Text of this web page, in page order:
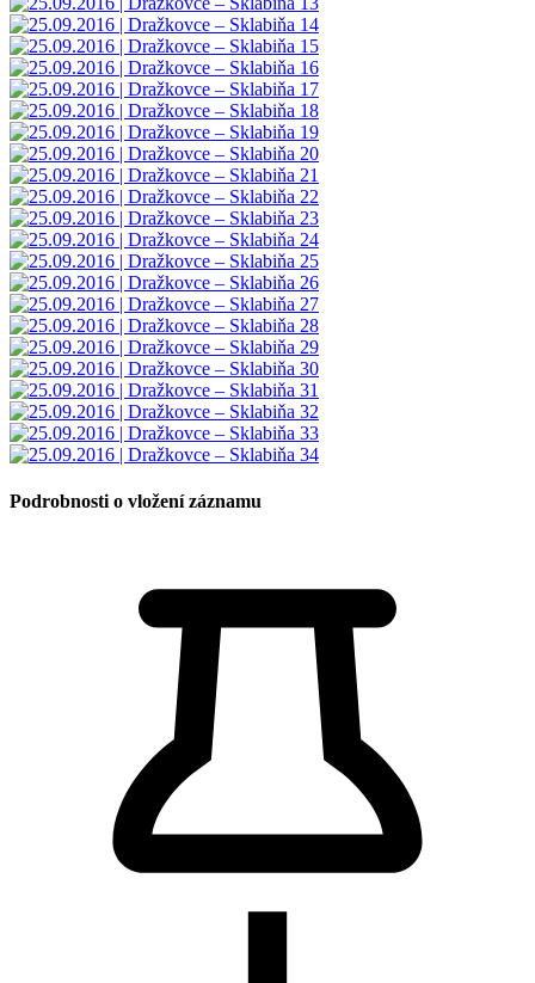
Podrobnosti o vložení záznamu